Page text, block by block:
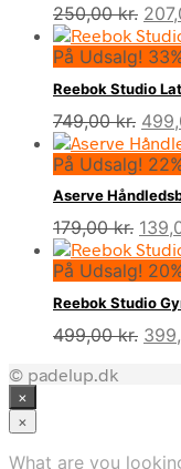
250,00kr. Den
pris
var:
På Udsalg!
Reebok Studio
749,00kr. Den
pris
var:
På Udsalg!
Aserve
179,00kr. Den
pris
var:
På Udsalg!
Reebok Studio
499,00kr. Den
© padelup.dk
×
×
What are you